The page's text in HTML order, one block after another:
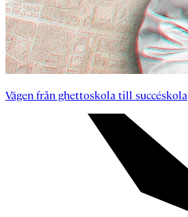
Vägen från ghettoskola till succéskola